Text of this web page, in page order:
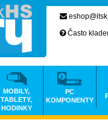
Často
MOBILY,
TABLETY,
HODINKY
PC
KOMPONENTY